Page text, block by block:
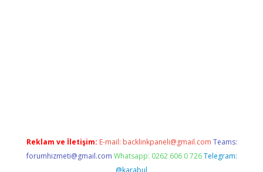
Reklam ve İletişim: E-mail: backlinkpaneli@gmail.com Teams:
forumhizmeti@gmail.com Whatsapp: 0262 606 0 726 Telegram:
@karabul